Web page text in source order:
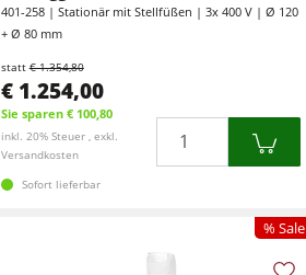
401-258 | Stationär mit Stellfüßen | 3x 400 V | Ø 120
+ Ø 80 mm
statt€ 1.354,80
€ 1.254,00
Sie sparen € 100,80
inkl. 20% Steuer , exkl.
Versandkosten
Sofort lieferbar
% Sale